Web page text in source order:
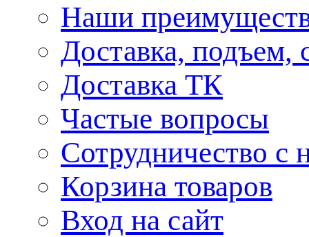
Наши
Доставка, подъем,
Доставка ТК
Частые вопросы
Сотрудничество с
Корзина товаров
Вход на сайт